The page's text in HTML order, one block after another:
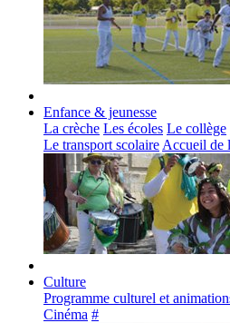
Enfance & jeunesse
La crèche Les écoles Le collège
Le transport scolaire Accueil de
Culture
Programme culturel et
Cinéma #